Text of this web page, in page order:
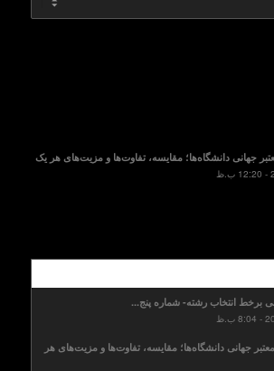
جهانی دانشگاه‌ها؛ مقایسه، تفاوت‌ها و مزیت‌های هر یک
برخط انتخاب رشته- شماره پنج...
جهانی دانشگاه‌ها؛ مقایسه، تفاوت‌ها و مزیت‌های هر